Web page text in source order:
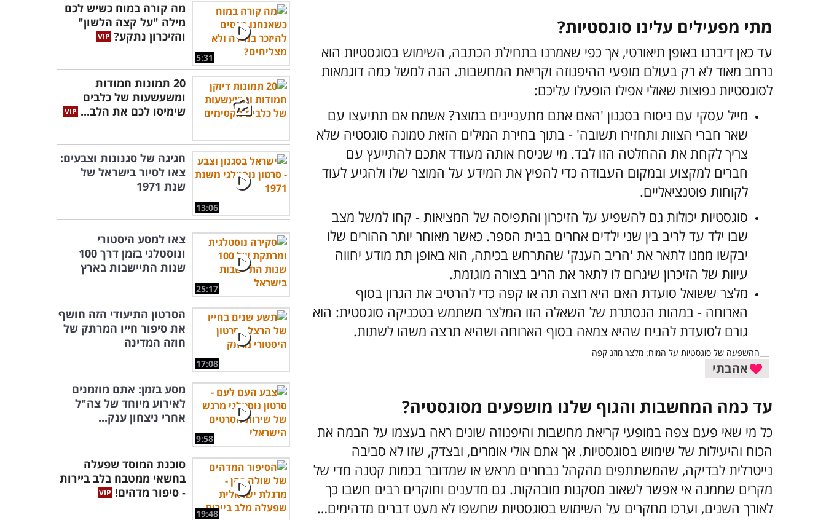
מתי מפעילים עלינו סוגסטיות?
עד כאן דיברנו באופן תיאורטי, אך כפי שאמרנו בתחילת הכתבה, השימוש בסוגסטיות הוא
נרחב מאוד לא רק בעולם מופעי ההיפנוזה וקריאת המחשבות. הנה למשל כמה דוגמאות
לסוגסטיות נפוצות שאולי אפילו הופעלו עליכם:
מייל עסקי עם ניסוח בסגנון 'האם אתם מתעניינים במוצר? אשמח אם תתיעצו עם
שאר חברי הצוות ותחזירו תשובה' - בתוך בחירת המילים הזאת טמונה סוגסטיה שלא
צריך לקחת את ההחלטה הזו לבד. מי שניסח אותה מעודד אתכם להתייעץ עם
חברים למקצוע ובמקום העבודה כדי להפיץ את המידע על המוצר שלו ולהגיע לעוד
לקוחות פוטנציאליים.
סוגסטיות יכולות גם להשפיע על הזיכרון והתפיסה של המציאות - קחו למשל מצב
שבו ילד עד לריב בין שני ילדים אחרים בבית הספר. כאשר מאוחר יותר ההורים שלו
יבקשו ממנו לתאר את 'הריב הענק' שהתרחש בכיתה, הוא באופן תת מודע יחווה
עיוות של הזיכרון שיגרום לו לתאר את הריב בצורה מוגזמת.
מלצר ששואל סועדת האם היא רוצה תה או קפה כדי להרטיב את הגרון בסוף
הארוחה - במהות הנסתרת של השאלה הזו המלצר משתמש בטכניקה סוגסטית: הוא
גורם לסועדת להניח שהיא צמאה בסוף הארוחה ושהיא תרצה משהו לשתות.
אהבתי
עד כמה המחשבות והגוף שלנו מושפעים מסוגסטיה?
כל מי שאי פעם צפה במופעי קריאת מחשבות והיפנוזה שונים ראה בעצמו על הבמה את
הכוח והיעילות של שימוש בסוגסטיות. אך אתם אולי אומרים, ובצדק, שזו לא סביבה
נייטרלית לבדיקה, שהמשתתפים מהקהל נבחרים מראש או שמדובר בכמות קטנה מדי של
מקרים שממנה אי אפשר לשאוב מסקנות מובהקות. גם מדענים וחוקרים רבים חשבו כך
לאורך השנים, וערכו מחקרים על השימוש בסוגסטיות שחשפו לא מעט דברים מדהימים…
5:31
מה קורה במוח כשיש לכם
מילה "על קצה הלשון"
והזיכרון נתקע?
20 תמונות חמודות
ומשעשעות של כלבים
שימיסו לכם את הלב...
13:06
חגיגה של סגנונות וצבעים:
צאו לסיור בישראל של
שנת 1971
25:17
צאו למסע היסטורי
ונוסטלגי בזמן דרך 100
שנות התיישבות בארץ
17:08
הסרטון התיעודי הזה חושף
את סיפור חייו המרתק של
חוזה המדינה
9:58
מסע בזמן: אתם מוזמנים
לאירוע מיוחד של צה"ל
אחרי ניצחון ענק...
19:48
סוכנת המוסד שפעלה
בחשאי ממטבח בלב ביירות
- סיפור מדהים!